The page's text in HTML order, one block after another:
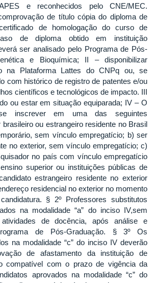
e reconhecidos pelo CNE/MEC.
de título cópia do diploma de
de homologação do curso de
de diploma obtido em instituição
ser analisado pelo Programa de Pós-
e Bioquímica; II – disponibilizar
na Plataforma Lattes do CNPq ou, se
com histórico de registro de patentes e/ou
científicos e tecnológicos de impacto. III
ou estar em situação equiparada; IV – O
inscrever em uma das seguintes
ou estrangeiro residente no Brasil
sem vínculo empregatício; b) ser
no exterior, sem vínculo empregatício; c)
no país com vínculo empregatício
superior ou instituições públicas de
estrangeiro residente no exterior
residencial no exterior no momento
§ 2º Professores substitutos
na modalidade “a” do inciso IV,sem
de docência, após análise e
de Pós-Graduação. § 3º Os
na modalidade “c” do inciso IV deverão
de afastamento da instituição de
compatível com o prazo de vigência da
aprovados na modalidade “c” do